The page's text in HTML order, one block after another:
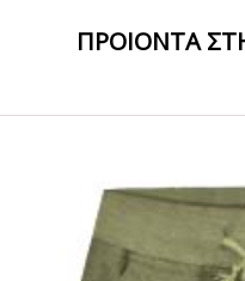
ΠΡΟΙΟΝΤΑ